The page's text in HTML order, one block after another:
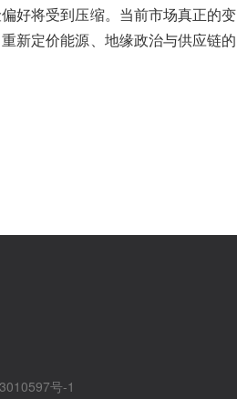
好将受到压缩。当前市场真正的变
新定价能源、地缘政治与供应链的
号-1